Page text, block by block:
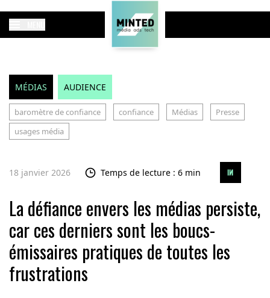
MÉDIAS AUDIENCE
baromètre de confiance confiance Médias
Presse
usages média
18 janvier 2026 Temps de lecture : 6 min
La défiance envers les médias persiste,
car ces derniers sont les boucs-
émissaires pratiques de toutes les
frustrations